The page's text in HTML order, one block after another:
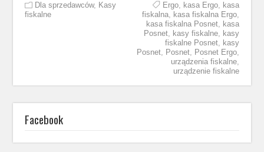
Dla sprzedawców, Kasy
fiskalne
Ergo, kasa Ergo, kasa
fiskalna, kasa fiskalna Ergo,
kasa fiskalna Posnet, kasa
Posnet, kasy fiskalne, kasy
fiskalne Posnet, kasy
Posnet, Posnet, Posnet Ergo,
urządzenia fiskalne,
urządzenie fiskalne
Facebook